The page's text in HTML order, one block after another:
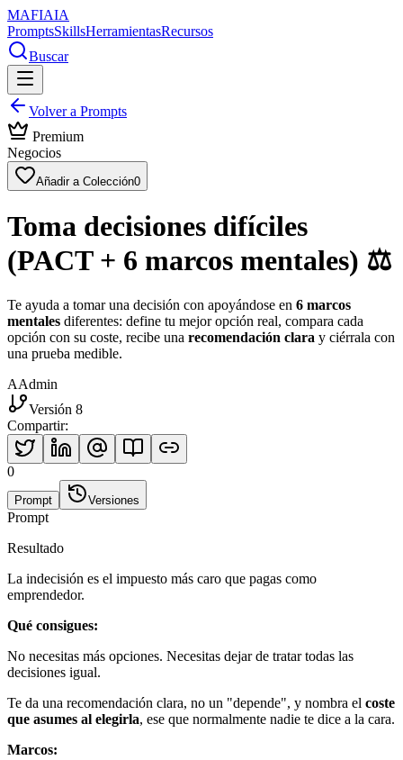
MAFIAIA
PromptsSkillsHerramientasRecursos
Buscar
Volver a Prompts
Premium
Negocios
Añadir a Colección0
Toma decisiones difíciles
(PACT + 6 marcos mentales) ⚖️
Te ayuda a tomar una decisión con apoyándose en 6 marcos
mentales diferentes: define tu mejor opción real, compara cada
opción con su coste, recibe una recomendación clara y ciérrala con
una prueba medible.
AAdmin
Versión 8
Compartir:
0
Prompt Versiones
Prompt
Resultado
La indecisión es el impuesto más caro que pagas como
emprendedor.
Qué consigues:
No necesitas más opciones. Necesitas dejar de tratar todas las
decisiones igual.
Te da una recomendación clara, no un "depende", y nombra el coste
que asumes al elegirla, ese que normalmente nadie te dice a la cara.
Marcos: